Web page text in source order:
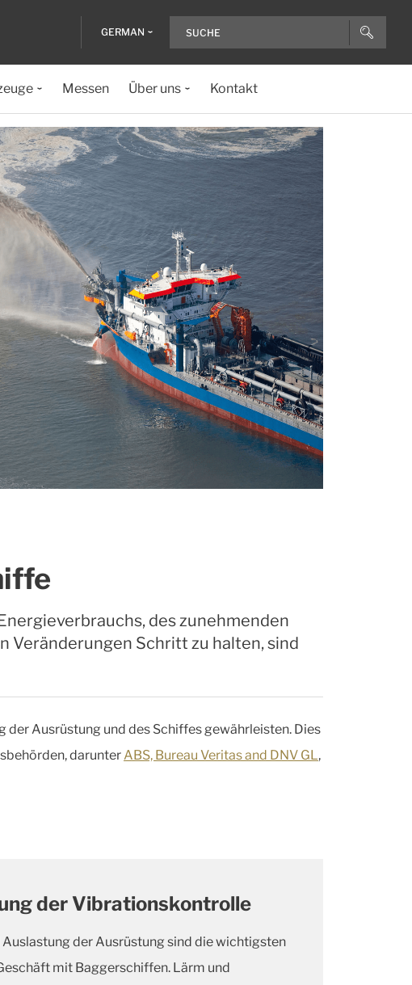
GERMAN
Messen Über uns Kontakt
des zunehmenden
Veränderungen Schritt zu halten, sind
Ausrüstung und des Schiffes gewährleisten. Dies
darunterABS, Bureau Veritas and DNV GL,
der Vibrationskontrolle
der Ausrüstung sind die wichtigsten
mit Baggerschiffen. Lärm und